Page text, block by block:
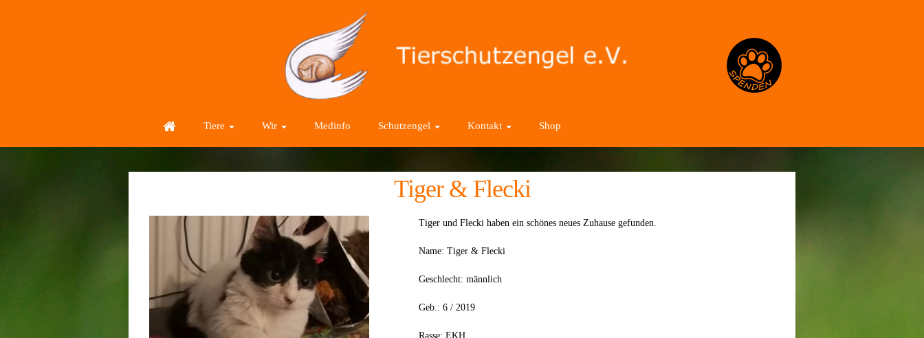
Tiere Wir Medinfo Schutzengel Kontakt Shop
Tiger & Flecki
Tiger und Flecki haben ein schönes neues Zuhause gefunden.
Name: Tiger & Flecki
Geschlecht: männlich
Geb.: 6 / 2019
Rasse: EKH